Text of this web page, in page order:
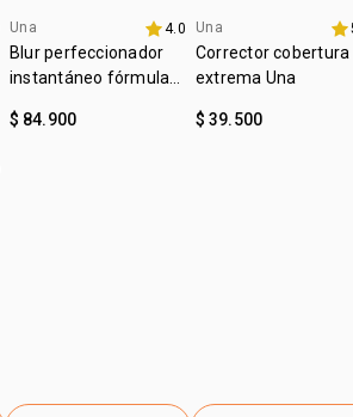
4u al 40%
Una 4.0
Blur perfeccionador
instantáneo fórmula
$ 84.900
4u al 40%
Una
Corrector cobertura
extrema Una
$ 39.500